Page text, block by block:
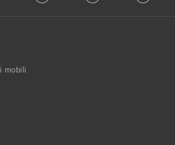
mobili